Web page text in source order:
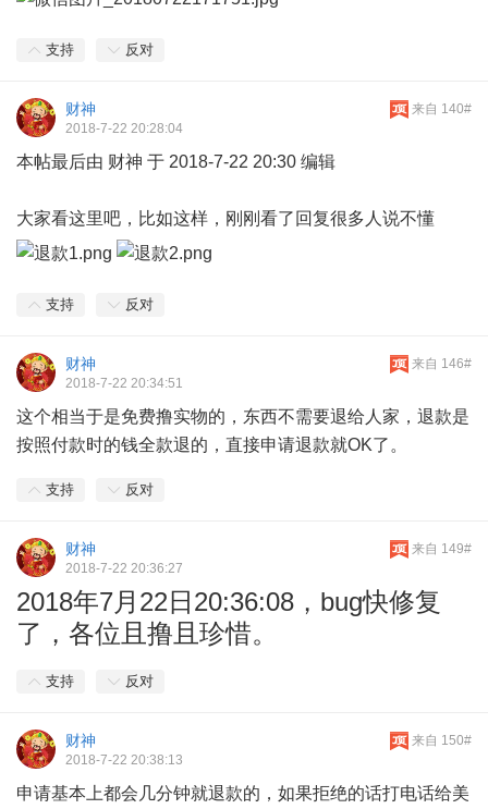
支持 反对
来自 140#
财神
2018-7-22 20:28:04
本帖最后由 财神 于 2018-7-22 20:30 编辑
大家看这里吧，比如这样，刚刚看了回复很多人说不懂
支持 反对
来自 146#
财神
2018-7-22 20:34:51
这个相当于是免费撸实物的，东西不需要退给人家，退款是
按照付款时的钱全款退的，直接申请退款就OK了。
支持 反对
来自 149#
财神
2018-7-22 20:36:27
2018年7月22日20:36:08，bug快修复
了，各位且撸且珍惜。
支持 反对
来自 150#
财神
2018-7-22 20:38:13
申请基本上都会几分钟就退款的，如果拒绝的话打电话给美